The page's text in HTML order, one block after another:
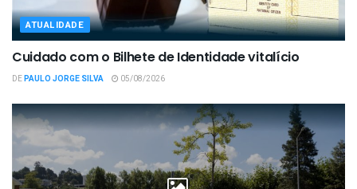
ATUALIDADE
Cuidado com o Bilhete de Identidade vitalício
DEPAULO JORGE SILVA 05/08/2026